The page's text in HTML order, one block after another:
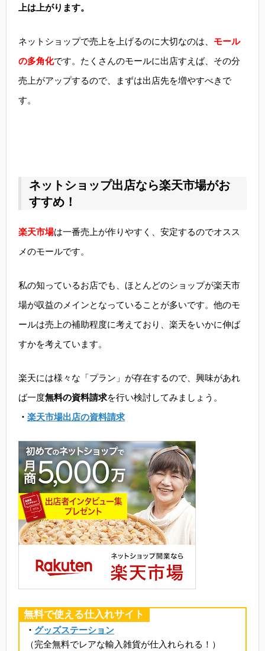
上は上がります。
ネットショップで売上を上げるのに大切なのは、 モール
の多角化です。たくさんのモールに出店すえば、その分
売上がアップするので、まずは出店先を増やすべきで
す。
ネットショップ出店なら楽天市場がお
すすめ！
楽天市場は一番売上が作りやすく、安定するのでオスス
メのモールです。
私の知っているお店でも、ほとんどのショップが楽天市
場が収益のメインとなっていることが多いです。他のモ
ールは売上の補助程度に考えており、楽天をいかに伸ば
すかを考えています。
楽天には様々な「プラン」が存在するので、興味があれ
ば一度無料の資料請求を行い検討してみましょう。
・ 楽天市場出店の資料請求
無料で使える仕入れサイト
・ グッズステーション
（完全無料でレアな輸入雑貨が仕入れられる！）